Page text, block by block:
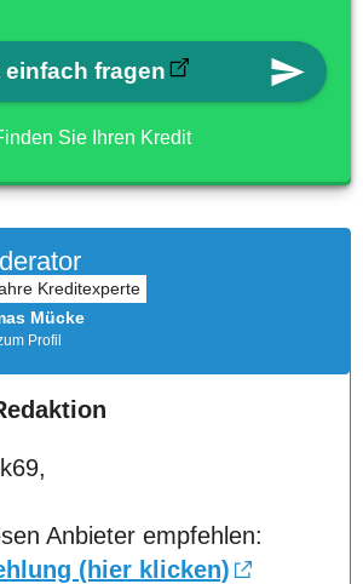
einfach fragen
Sie Ihren Kredit
Mücke
Profil
Anbieter empfehlen:
(hier klicken)